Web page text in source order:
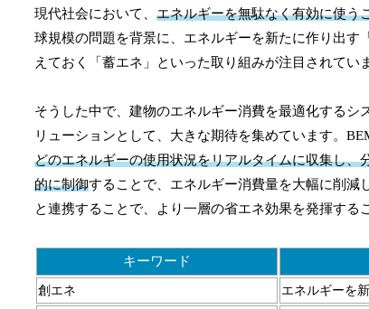
現代社会において、 エネルギーを無駄なく有効に使う
球規模の問題を背景に、エネルギーを新たに作り出
えておく「蓄エネ」といった取り組みが注目されてい
そうした中で、建物のエネルギー消費を最適化するシ
リューションとして、大きな期待を集めています。
どのエネルギーの使用状況をリアルタイムに収集し、
的に制御することで、エネルギー消費量を大幅に削減
と連携することで、より一層の省エネ効果を発揮する
キーワード
創エネ エネルギーを